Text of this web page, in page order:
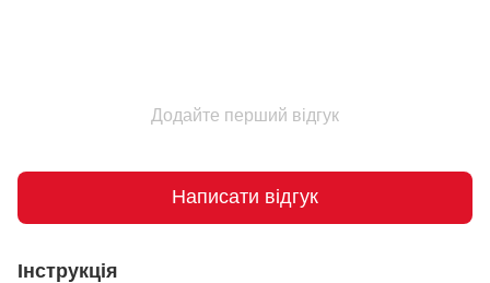
Додайте перший відгук
Написати відгук
Інструкція